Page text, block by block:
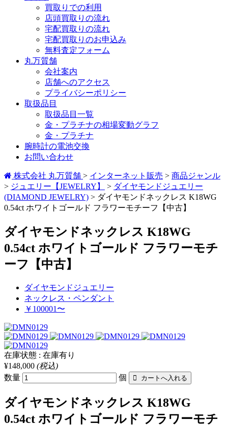
買取りでの利用
店頭買取りの流れ
宅配買取りの流れ
宅配買取りのお申込み
無料査定フォーム
丸万質舗
会社案内
店舗へのアクセス
プライバシーポリシー
取扱品目
取扱品目一覧
金・プラチナの相場変動グラフ
金・プラチナ
腕時計の電池交換
お問い合わせ
株式会社 丸万質舗 > インターネット販売 > 商品ジャンル
> ジュエリー【JEWELRY】 > ダイヤモンドジュエリー
(DIAMOND JEWELRY) > ダイヤモンドネックレス K18WG
0.54ct ホワイトゴールド フラワーモチーフ【中古】
ダイヤモンドネックレス K18WG
0.54ct ホワイトゴールド フラワーモチ
ーフ【中古】
ダイヤモンドジュエリー
ネックレス・ペンダント
￥100001〜
在庫状態 : 在庫有り
¥148,000 (税込)
数量
個
ダイヤモンドネックレス K18WG
0.54ct ホワイトゴールド フラワーモチ